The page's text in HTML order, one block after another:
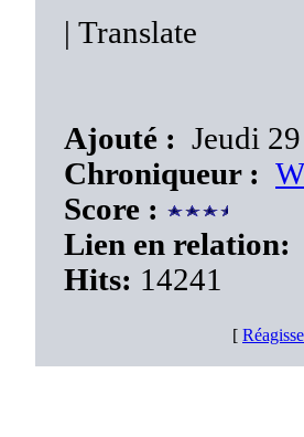
| Translate
Ajouté : Jeudi
Chroniqueur :
Score :
Lien en relation:
Hits: 14241
[